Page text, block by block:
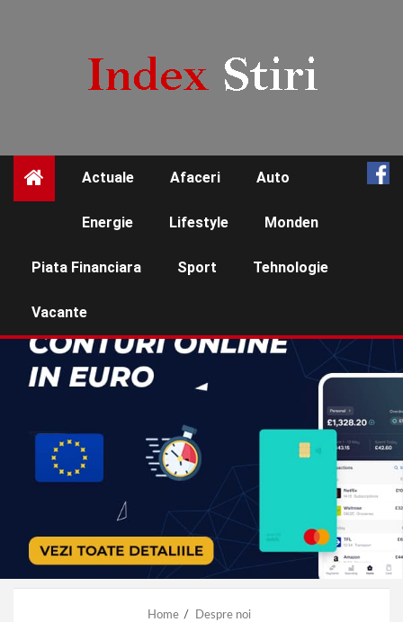
Actuale Afaceri Auto
Energie Lifestyle Monden
Piata Financiara Sport Tehnologie
Vacante
Home Despre noi